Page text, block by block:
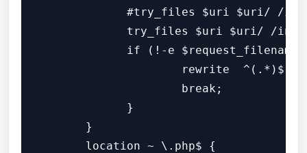
#try_files $uri $uri/ /
try_files $uri $uri/ /
if (!-e
rewrite  ^(.*)$
                      break;
              }
        }
        location ~ \.php$ {